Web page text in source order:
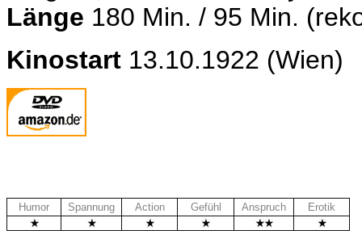
Länge 180 Min. / 95 Min.
Kinostart 13.10.1922 (Wien)
Humor Spannung Action Gefühl Anspruch Erotik